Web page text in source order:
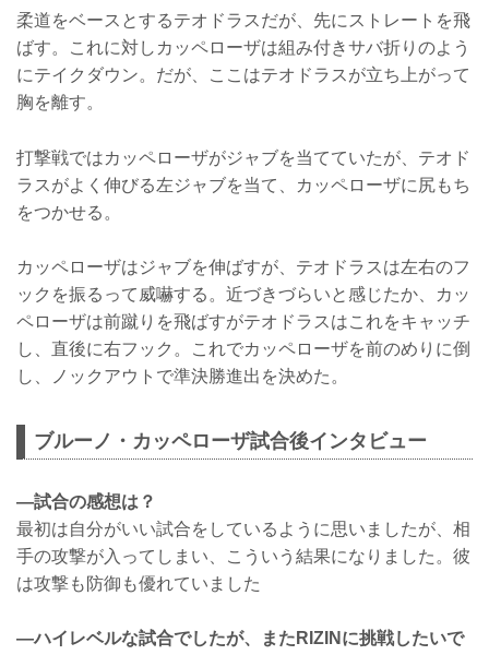
柔道をベースとするテオドラスだが、先にストレートを飛
ばす。これに対しカッペローザは組み付きサバ折りのよう
にテイクダウン。だが、ここはテオドラスが立ち上がって
胸を離す。
打撃戦ではカッペローザがジャブを当てていたが、テオド
ラスがよく伸びる左ジャブを当て、カッペローザに尻もち
をつかせる。
カッペローザはジャブを伸ばすが、テオドラスは左右のフ
ックを振るって威嚇する。近づきづらいと感じたか、カッ
ペローザは前蹴りを飛ばすがテオドラスはこれをキャッチ
し、直後に右フック。これでカッペローザを前のめりに倒
し、ノックアウトで準決勝進出を決めた。
ブルーノ・カッペローザ試合後インタビュー
―試合の感想は？
最初は自分がいい試合をしているように思いましたが、相
手の攻撃が入ってしまい、こういう結果になりました。彼
は攻撃も防御も優れていました
―ハイレベルな試合でしたが、またRIZINに挑戦したいで